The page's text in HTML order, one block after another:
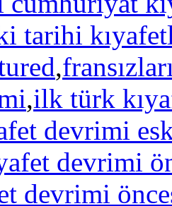
tarihi
,
,ilk türk
devrimi
devrimi
devrimi